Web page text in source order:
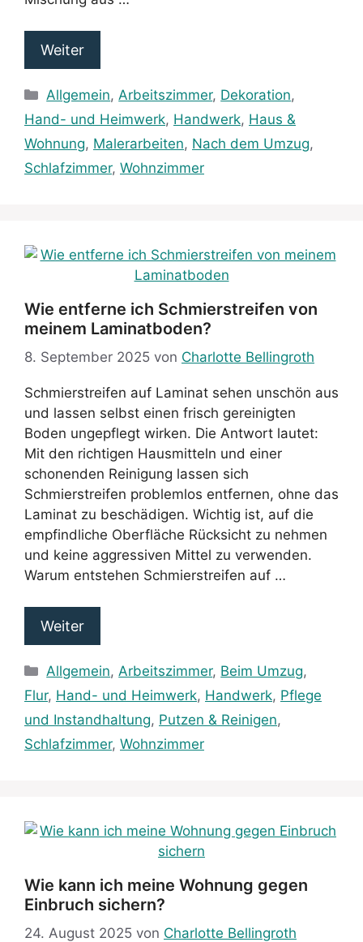
Weiter
Kategorien
Allgemein, Arbeitszimmer, Dekoration,
Hand- und Heimwerk, Handwerk, Haus &
Wohnung, Malerarbeiten, Nach dem Umzug,
Schlafzimmer, Wohnzimmer
Wie entferne ich Schmierstreifen von
meinem Laminatboden?
8. September 2025 von Charlotte Bellingroth
Schmierstreifen auf Laminat sehen unschön aus
und lassen selbst einen frisch gereinigten
Boden ungepflegt wirken. Die Antwort lautet:
Mit den richtigen Hausmitteln und einer
schonenden Reinigung lassen sich
Schmierstreifen problemlos entfernen, ohne das
Laminat zu beschädigen. Wichtig ist, auf die
empfindliche Oberfläche Rücksicht zu nehmen
und keine aggressiven Mittel zu verwenden.
Warum entstehen Schmierstreifen auf …
Weiter
Kategorien
Allgemein, Arbeitszimmer, Beim Umzug,
Flur, Hand- und Heimwerk, Handwerk, Pflege
und Instandhaltung, Putzen & Reinigen,
Schlafzimmer, Wohnzimmer
Wie kann ich meine Wohnung gegen
Einbruch sichern?
24. August 2025 von Charlotte Bellingroth